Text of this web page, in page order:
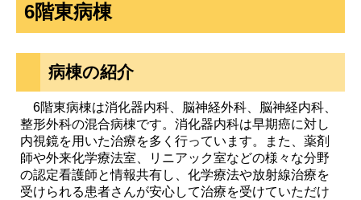
当院のご案内
受診のご案内
診療科一覧
6階東病棟
病棟の紹介
6階東病棟は消化器内科、脳神経外科、脳神経内科、
整形外科の混合病棟です。消化器内科は早期癌に対し
内視鏡を用いた治療を多く行っています。また、薬剤
師や外来化学療法室、リニアック室などの様々な分野
の認定看護師と情報共有し、化学療法や放射線治療を
受けられる患者さんが安心して治療を受けていただけ